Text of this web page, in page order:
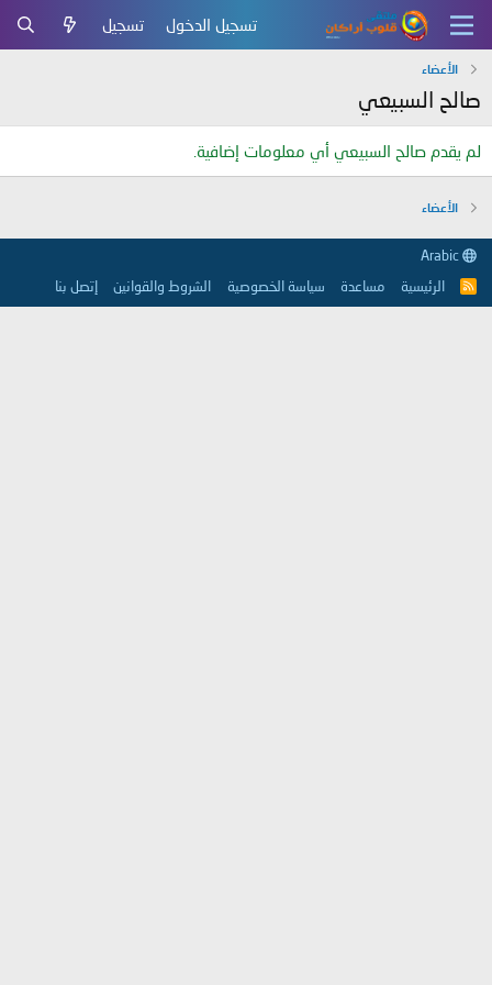
تسجيل الدخول تسجيل
الأعضاء
صالح السبيعي
لم يقدم صالح السبيعي أي معلومات إضافية.
الأعضاء
R
الرئيسية مساعدة سياسة الخصوصية الشروط والقوانين إتصل بنا